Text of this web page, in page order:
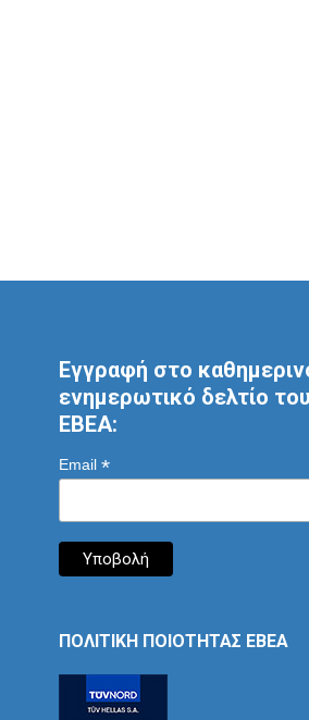
Εγγραφή στο
ενημερωτικό δελτίο του
ΕΒΕΑ:
Email *
ΠΟΛΙΤΙΚΗ ΠΟΙΟΤΗΤΑΣ ΕΒΕΑ